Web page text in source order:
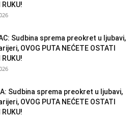
Sudbina sprema preokret u ljubavi,
OVOG PUTA NEĆETE OSTATI
Sudbina sprema preokret u ljubavi,
OVOG PUTA NEĆETE OSTATI